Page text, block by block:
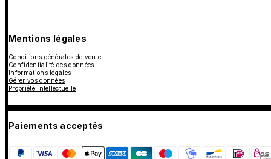
Mentions légales
Conditions générales de vente
Confidentialité des données
Informations légales
Gérer vos données
Propriété intellectuelle
Paiements acceptés